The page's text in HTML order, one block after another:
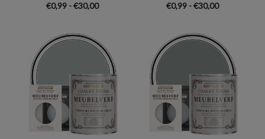
€0,99 - €30,00
€0,99 - €30,00